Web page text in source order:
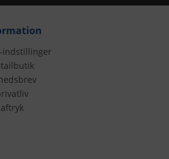
indstillinger
aftryk